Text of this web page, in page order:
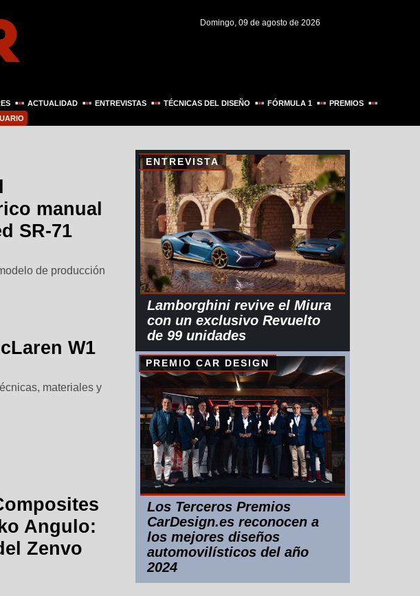
Domingo, 09 de agosto de 2026
ACTUALIDAD ENTREVISTAS TÉCNICAS DEL DISEÑO FÓRMULA 1
PREMIOS
manual
SR-71
de producción
W1
materiales y
Angulo:
Zenvo
ENTREVISTA
Lamborghini revive el Miura
con un exclusivo Revuelto
de 99 unidades
PREMIO CAR DESIGN
Los Terceros Premios
CarDesign.es reconocen a
los mejores diseños
automovilísticos del año
2024